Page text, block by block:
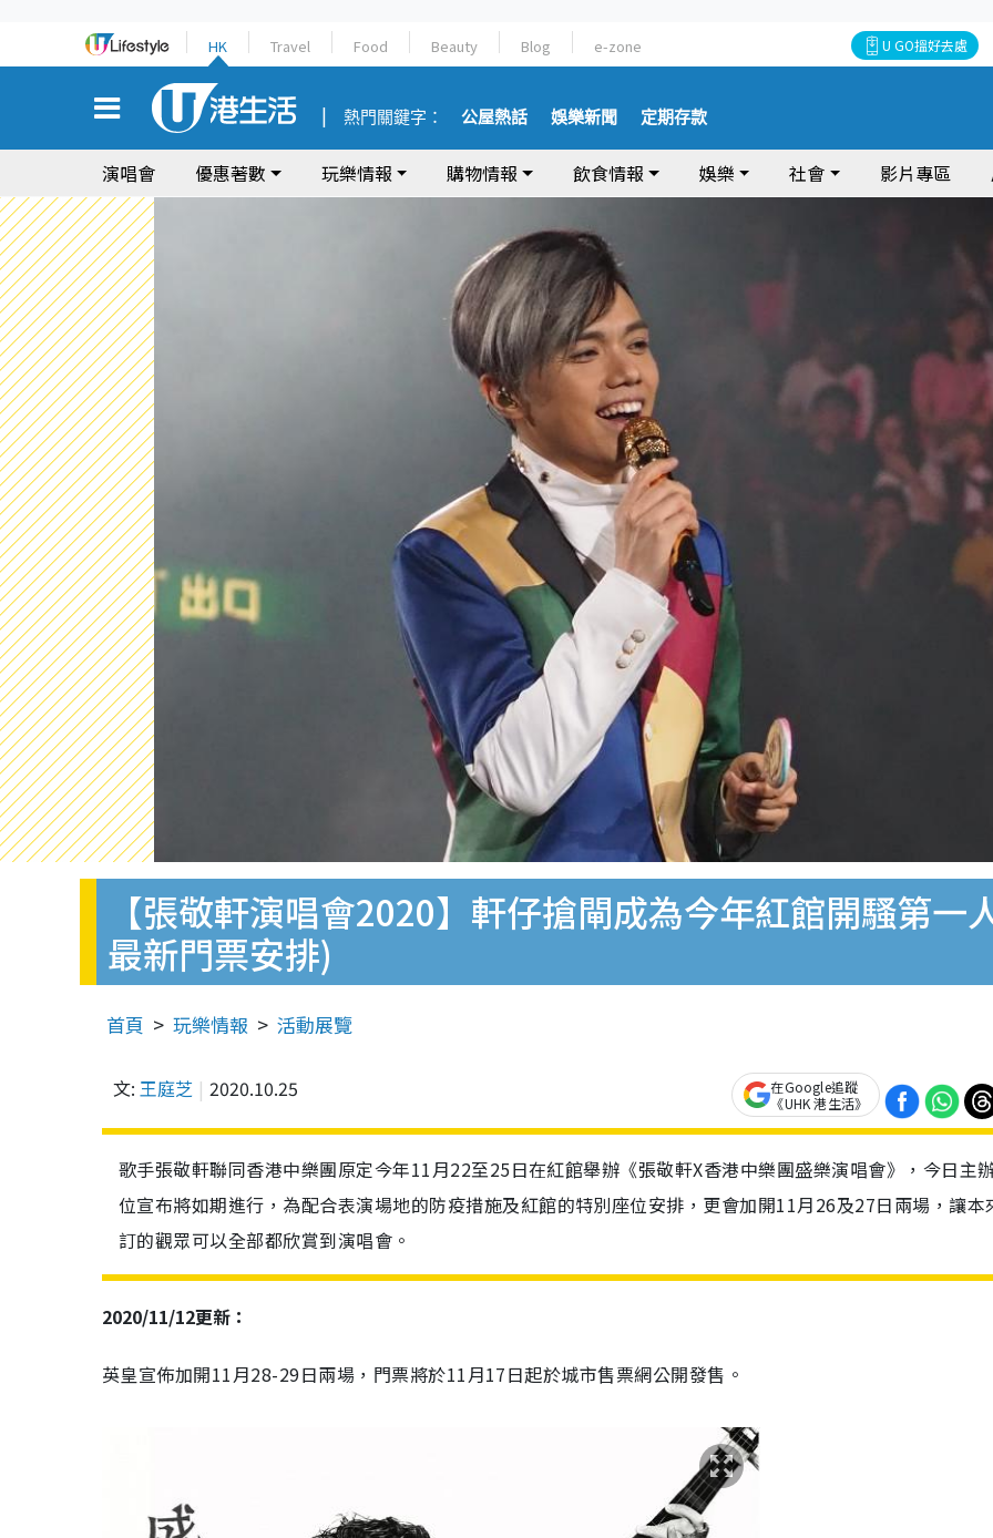
HK Travel Food Beauty Blog e-zone U GO搵好去處
熱門關鍵字： 公屋熱話 娛樂新聞 定期存款
演唱會 優惠著數 玩樂情報 購物情報 飲食情報 娛樂 社會 影片專區
【張敬軒演唱會2020】軒仔搶閘成為今年紅館開騷第
最新門票安排)
首頁 玩樂情報 活動展覽
文: 王庭芝 2020.10.25
在Google追蹤
《UHK 港生活》
歌手張敬軒聯同香港中樂團原定今年11月22至25日在紅館舉辦《張敬軒X香港中樂團盛樂演唱會》，今日主
位宣布將如期進行，為配合表演場地的防疫措施及紅館的特別座位安排，更會加開11月26及27日兩場，讓本
訂的觀眾可以全部都欣賞到演唱會。
2020/11/12更新：
英皇宣佈加開11月28-29日兩場，門票將於11月17日起於城市售票網公開發售。